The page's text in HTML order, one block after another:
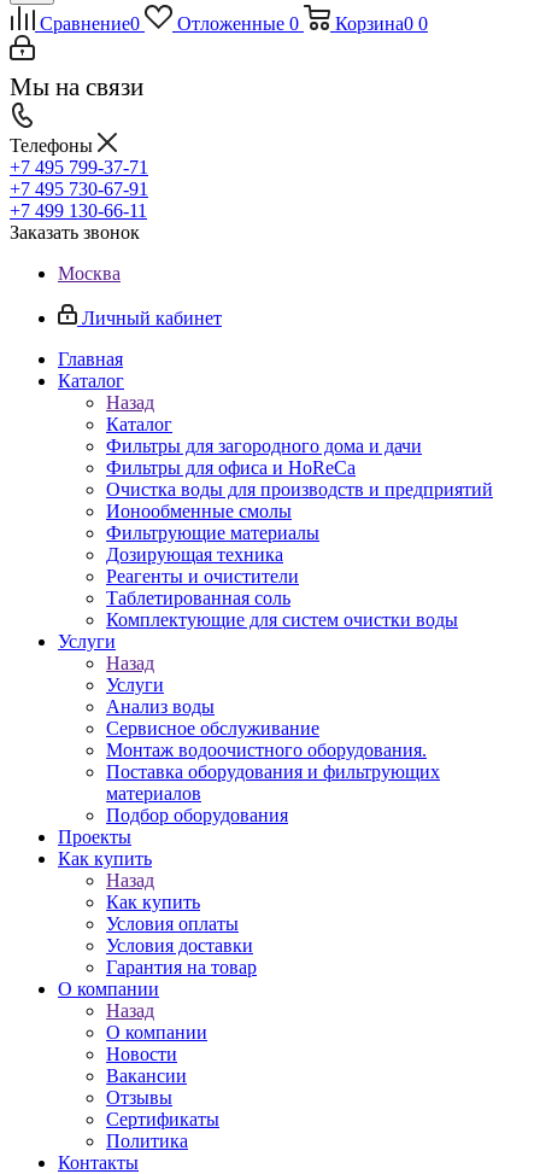
Сравнение0 Отложенные 0 Корзина0 0
Мы на связи
Телефоны
+7 495 799-37-71
+7 495 730-67-91
+7 499 130-66-11
Заказать звонок
Москва
Личный кабинет
Главная
Каталог
Назад
Каталог
Фильтры для загородного дома и дачи
Фильтры для офиса и HoReCa
Очистка воды для производств и предприятий
Ионообменные смолы
Фильтрующие материалы
Дозирующая техника
Реагенты и очистители
Таблетированная соль
Комплектующие для систем очистки воды
Услуги
Назад
Услуги
Анализ воды
Сервисное обслуживание
Монтаж водоочистного оборудования.
Поставка оборудования и фильтрующих
материалов
Подбор оборудования
Проекты
Как купить
Назад
Как купить
Условия оплаты
Условия доставки
Гарантия на товар
О компании
Назад
О компании
Новости
Вакансии
Отзывы
Сертификаты
Политика
Контакты